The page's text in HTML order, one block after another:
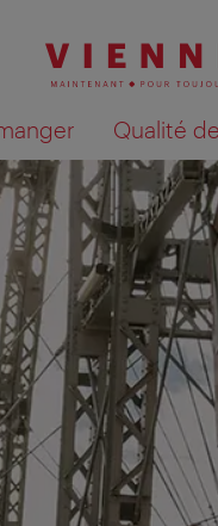
Qualité
résultats de la